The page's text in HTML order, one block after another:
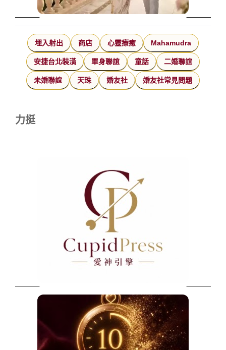
埋入射出 商店 心靈療癒 Mahamudra
安捷台北裝潢 單身聯誼 童話 二婚聯誼
未婚聯誼 天珠 婚友社 婚友社常見問題
力挺